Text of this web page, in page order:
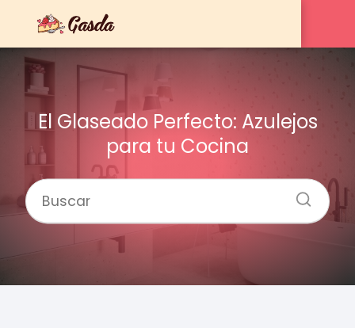
El Glaseado Perfecto: Azulejos
para tu Cocina